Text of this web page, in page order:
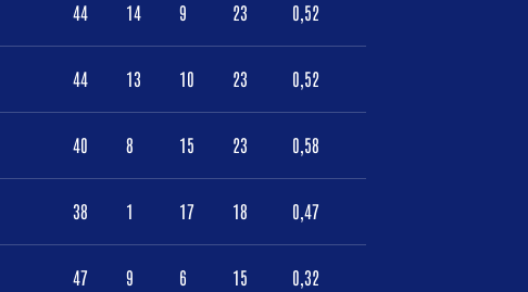
44 14 9 23 0,52
44 13 10 23 0,52
40 8 15 23 0,58
38 1 17 18 0,47
47 9 6 15 0,32